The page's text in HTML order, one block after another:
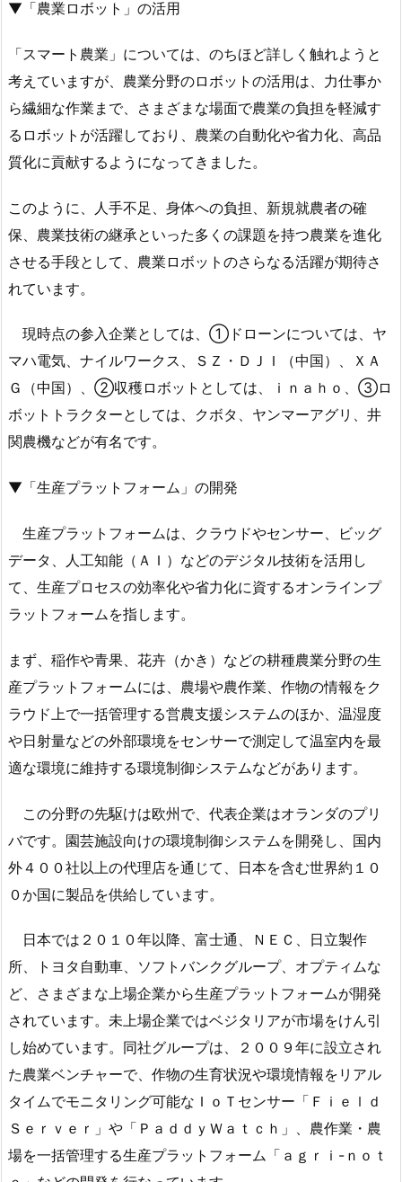
▼「農業ロボット」の活用
「スマート農業」については、のちほど詳しく触れようと
考えていますが、農業分野のロボットの活用は、力仕事か
ら繊細な作業まで、さまざまな場面で農業の負担を軽減す
るロボットが活躍しており、農業の自動化や省力化、高品
質化に貢献するようになってきました。
このように、人手不足、身体への負担、新規就農者の確
保、農業技術の継承といった多くの課題を持つ農業を進化
させる手段として、農業ロボットのさらなる活躍が期待さ
れています。
現時点の参入企業としては、①ドローンについては、ヤ
マハ電気、ナイルワークス、ＳＺ・ＤＪＩ（中国）、ＸＡ
Ｇ（中国）、②収穫ロボットとしては、ｉｎａｈｏ、③ロ
ボットトラクターとしては、クボタ、ヤンマーアグリ、井
関農機などが有名です。
▼「生産プラットフォーム」の開発
生産プラットフォームは、クラウドやセンサー、ビッグ
データ、人工知能（ＡＩ）などのデジタル技術を活用し
て、生産プロセスの効率化や省力化に資するオンラインプ
ラットフォームを指します。
まず、稲作や青果、花卉（かき）などの耕種農業分野の生
産プラットフォームには、農場や農作業、作物の情報をク
ラウド上で一括管理する営農支援システムのほか、温湿度
や日射量などの外部環境をセンサーで測定して温室内を最
適な環境に維持する環境制御システムなどがあります。
この分野の先駆けは欧州で、代表企業はオランダのプリ
バです。園芸施設向けの環境制御システムを開発し、国内
外４００社以上の代理店を通じて、日本を含む世界約１０
０か国に製品を供給しています。
日本では２０１０年以降、富士通、ＮＥＣ、日立製作
所、トヨタ自動車、ソフトバンクグループ、オプティムな
ど、さまざまな上場企業から生産プラットフォームが開発
されています。未上場企業ではベジタリアが市場をけん引
し始めています。同社グループは、２００９年に設立され
た農業ベンチャーで、作物の生育状況や環境情報をリアル
タイムでモニタリング可能なＩｏＴセンサー「Ｆｉｅｌｄ
Ｓｅｒｖｅｒ」や「ＰａｄｄｙＷａｔｃｈ」、農作業・農
場を一括管理する生産プラットフォーム「ａｇｒｉ-ｎｏｔ